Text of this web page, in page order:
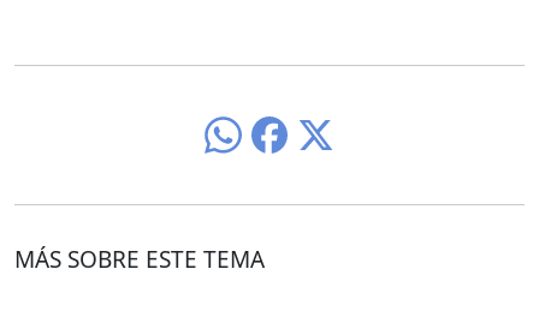
MÁS SOBRE ESTE TEMA